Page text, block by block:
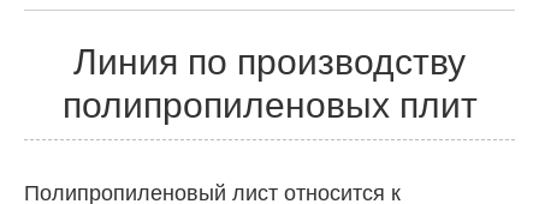
Линия по производству
полипропиленовых плит
Полипропиленовый лист относится к